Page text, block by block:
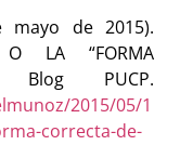
mayo de 2015).
O LA “FORMA
Blog PUCP.
2015/05/1
correcta-de-